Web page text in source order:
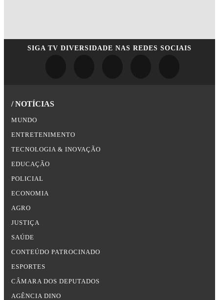
SIGA TV DIVERSIDADE NAS REDES SOCIAIS
/ NOTÍCIAS
MUNDO
ENTRETENIMENTO
TECNOLOGIA & INOVAÇÃO
EDUCAÇÃO
POLICIAL
ECONOMIA
AGRO
JUSTIÇA
SAÚDE
CONTEÚDO PATROCINADO
ESPORTES
CÂMARA DOS DEPUTADOS
AGÊNCIA DINO